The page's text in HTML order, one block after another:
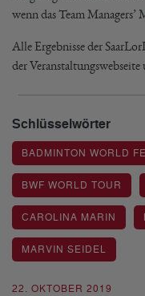
22. OKTOBER 2019
wenn das Team Managers’
Alle Ergebnisse der
der Veranstaltungswebseite
Schlüsselwörter
BADMINTON WORLD
BWF WORLD TOUR
CAROLINA MARIN
MARVIN SEIDEL